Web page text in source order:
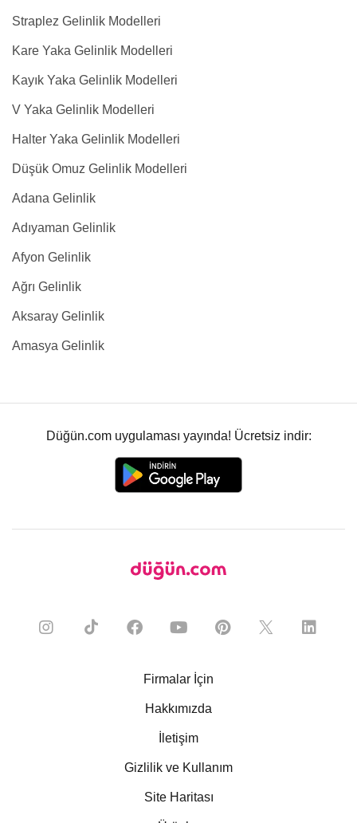
Straplez Gelinlik Modelleri
Kare Yaka Gelinlik Modelleri
Kayık Yaka Gelinlik Modelleri
V Yaka Gelinlik Modelleri
Halter Yaka Gelinlik Modelleri
Düşük Omuz Gelinlik Modelleri
Adana Gelinlik
Adıyaman Gelinlik
Afyon Gelinlik
Ağrı Gelinlik
Aksaray Gelinlik
Amasya Gelinlik
Düğün.com uygulaması yayında! Ücretsiz indir:
Firmalar İçin
Hakkımızda
İletişim
Gizlilik ve Kullanım
Site Haritası